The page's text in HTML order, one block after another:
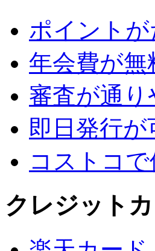
ポイント
年会費が無
審査が通り
即日発行が
コストコで
クレジット